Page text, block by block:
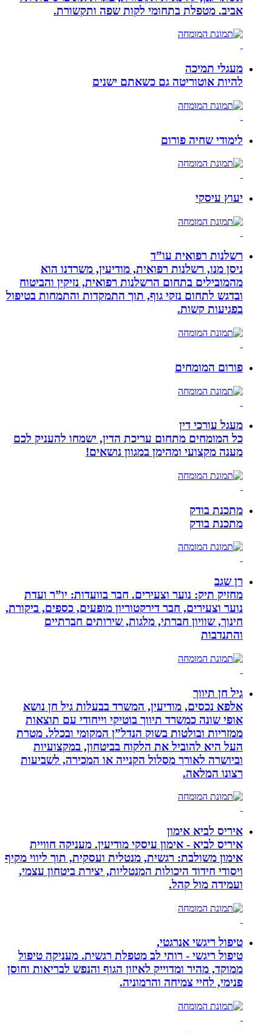
אביב. מטפלת בתחומי לקות שפה ותקשורת.
מעגלי תמיכה
להיות אוטוריטה גם כשאתם ישנים
לימודי שחיה פורום
יעוץ עיסקי
רשלנות רפואית עו”ד
ניסן מנו, רשלנות רפואית, מודיעין, משרדנו הוא
מהמובילים בתחום הרשלנות רפואית, נזיקין והביטוח
ובדגש לתחום נזקי גוף, תוך התמקדות והתמחות בטיפול
בפגיעות קשות.
פורום המומחים
מעגל עורכי דין
כל המומחים מתחום עריכת הדין, ישמחו להעניק לכם
מענה מקצועי ומהימן במגוון נושאים!
מתכנת בודק
מתכנת בודק
רן שגב
מחזיק תיק: נוער וצעירים. חבר בוועדות: יו”ר ועדת
נוער וצעירים, חבר דירקטוריון מופעים, כספים, ביקורת,
חינוך, שוויון חברתי, מלגות, שירותים חברתיים
והתנדבות
גיל חן תיווך
אלפא נכסים, מודיעין, המשרד בבעלות גיל חן נושא
אופי שונה כמשרד תיווך בוטיקי וייחודי עם תוצאות
ממזריות ובולטות בשוק הנדל”ן המקומי ובכלל. מטרת
העל היא להוביל את הלקוח בביטחון, במקצועיות
וביושרה לאורך מסלול הקנייה או המכירה, לשביעות
רצונו המלאה.
איריס לביא אימון
איריס לביא - אימון עיסקי מודיעין. מעניקה חוויית
אימון משולבת: רגשית, מנטלית ועסקית, תוך ליווי מקיף
ויסודי חידוד היכולות המנטליות, יצירת ביטחון עצמי,
ועמידה מול קהל.
טיפול ריגשי אנרגטי,
טיפול ריגשי - רותי לב מטפלת רגשית. מעניקה טיפול
ממוקד, מהיר ומדוייק לאיזון הגוף והנפש לבריאות וחוסן
פנימי, לחיי צמיחה והרמוניה.